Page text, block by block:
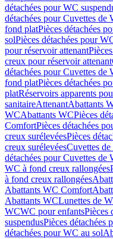
détachées pour WC
détachées pour Cuvettes de
fond platPièces détachées
solPièces détachées pour
pour réservoir attenant
creux pour réservoir attenant
détachées pour Cuvettes de
fond platPièces détachées
platRéservoirs apparents
sanitaireAttenantAbattants
WCAbattants WCPièces
ComfortPièces détachées
creux surélevéesPièces
creux surélevéesCuvettes
détachées pour Cuvettes de
WC à fond creux rallongées
à fond creux rallongées
Abattants WC Comfort
Abattants WCLunettes de
WCWC pour enfantsPièces
suspendusPièces détachées
détachées pour WC au sol